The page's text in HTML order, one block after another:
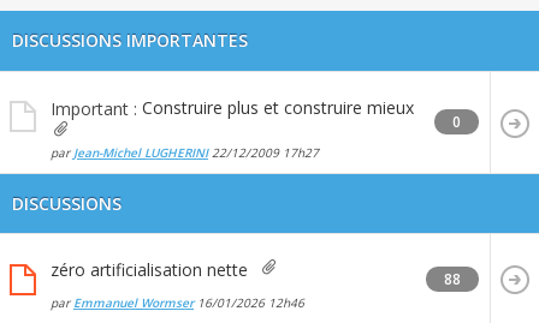
DISCUSSIONS IMPORTANTES
Important : Construire plus et construire mieux
par Jean-Michel LUGHERINI22/12/2009 17h27
0
DISCUSSIONS
zéro artificialisation nette
par Emmanuel Wormser16/01/2026 12h46
88